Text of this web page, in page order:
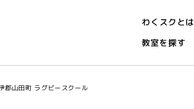
わくスクとは
教室を探す
郡山田町 ラグビースクール